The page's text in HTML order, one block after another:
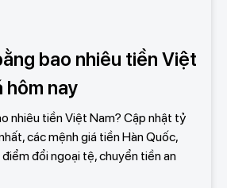
bao nhiêu tiền Việt
hôm nay
nhiêu tiền Việt Nam? Cập nhật tỷ
các mệnh giá tiền Hàn Quốc,
đổi ngoại tệ, chuyển tiền an